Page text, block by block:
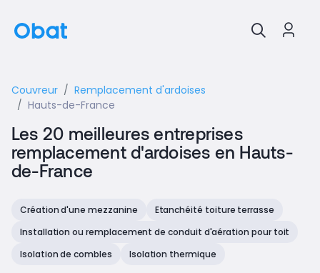
Couvreur
Remplacement d'ardoises
Hauts-de-France
Les 20 meilleures entreprises
remplacement d'ardoises en Hauts-
de-France
Création d'une mezzanine
Etanchéité toiture terrasse
Installation ou remplacement de conduit d'aération pour toit
Isolation de combles
Isolation thermique